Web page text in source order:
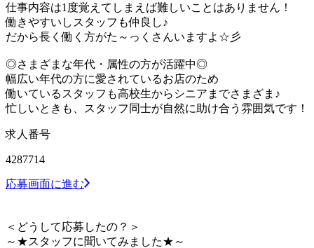
仕事内容は1度覚えてしまえば難しいことはありません！
働きやすいしスタッフも仲良し♪
だから長く働く方がた～っくさんいますよ☆彡
◎さまざまな年代・属性の方が活躍中◎
幅広い年代の方に愛されているお店のため
働いているスタッフも高校生からシニアまでさまざま♪
忙しいときも、スタッフ同士が自然に助け合う雰囲気です！
求人番号
4287714
応募画面に進む
＜どうして応募したの？＞
～★スタッフに聞いてみました★～